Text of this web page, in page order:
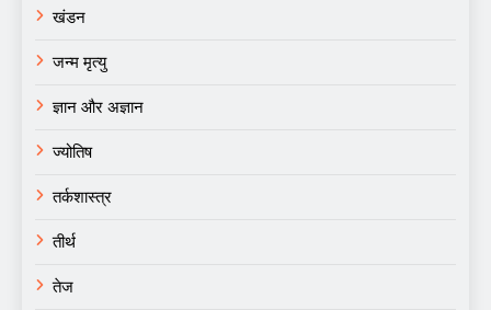
खंडन
जन्म मृत्यु
ज्ञान और अज्ञान
ज्योतिष
तर्कशास्त्र
तीर्थ
तेज